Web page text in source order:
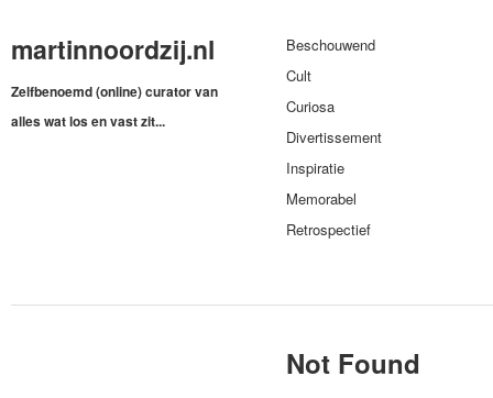
martinnoordzij.nl
Zelfbenoemd (online) curator van
alles wat los en vast zit...
Beschouwend
Cult
Curiosa
Divertissement
Inspiratie
Memorabel
Retrospectief
Not Found